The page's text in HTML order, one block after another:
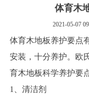
体育木
2021-05-07
体育木地板养护要点
安装，十分养护。欧
育木地板科学养护要
1、清洁剂